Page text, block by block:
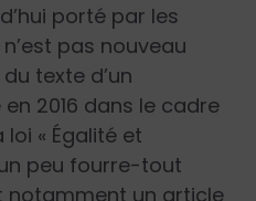
porté par les
pas nouveau
texte d’un
2016 dans le cadre
« Égalité et
peu fourre-tout
notamment un article